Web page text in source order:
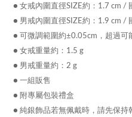
● 女戒內圍直徑SIZE約：1.7 cm /
● 男戒內圍直徑SIZE約：1.9 cm /
● 可微調範圍約±0.05cm，超過可
● 女戒重量約：1.5 g
● 男戒重量約：2 g
● 一組販售
● 附專屬包裝禮盒
● 純銀飾品若無佩戴時，請先保持